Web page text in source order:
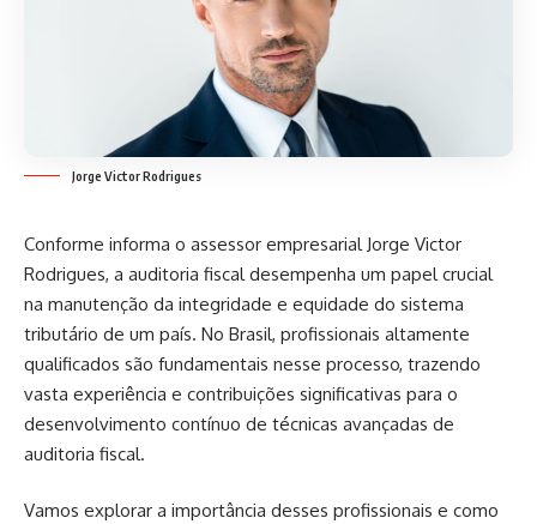
Jorge Victor Rodrigues
Conforme informa o assessor empresarial Jorge Victor
Rodrigues, a auditoria fiscal desempenha um papel crucial
na manutenção da integridade e equidade do sistema
tributário de um país. No Brasil, profissionais altamente
qualificados são fundamentais nesse processo, trazendo
vasta experiência e contribuições significativas para o
desenvolvimento contínuo de técnicas avançadas de
auditoria fiscal.
Vamos explorar a importância desses profissionais e como